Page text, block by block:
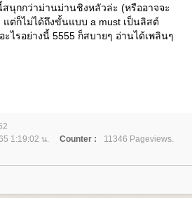
สนุกกว่าม่านม่านชิงหลัวล่ะ (หรืออาจจะ
แต่ก็ไม่ได้ถึงขั้นแบบ a must เป็นลิสต์
ไรอย่างนี้ 5555 ก็สบายๆ อ่านได้เพลินๆ
1:19:02 น. Counter :
11346 Pageviews.